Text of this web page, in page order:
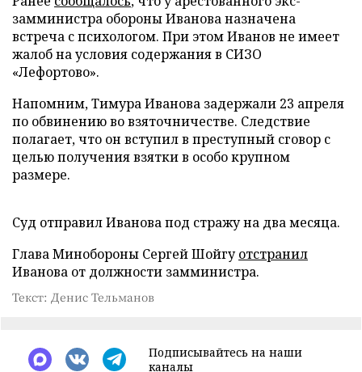
замминистра обороны Иванова назначена
встреча с психологом. При этом Иванов не имеет
жалоб на условия содержания в СИЗО
«Лефортово».
Напомним, Тимура Иванова задержали 23 апреля
по обвинению во взяточничестве. Следствие
полагает, что он вступил в преступный сговор с
целью получения взятки в особо крупном
размере.
Суд отправил Иванова под стражу на два месяца.
Глава Минобороны Сергей Шойгуотстранил
Иванова от должности замминистра.
Текст: Денис Тельманов
Подписывайтесь на наши
каналы